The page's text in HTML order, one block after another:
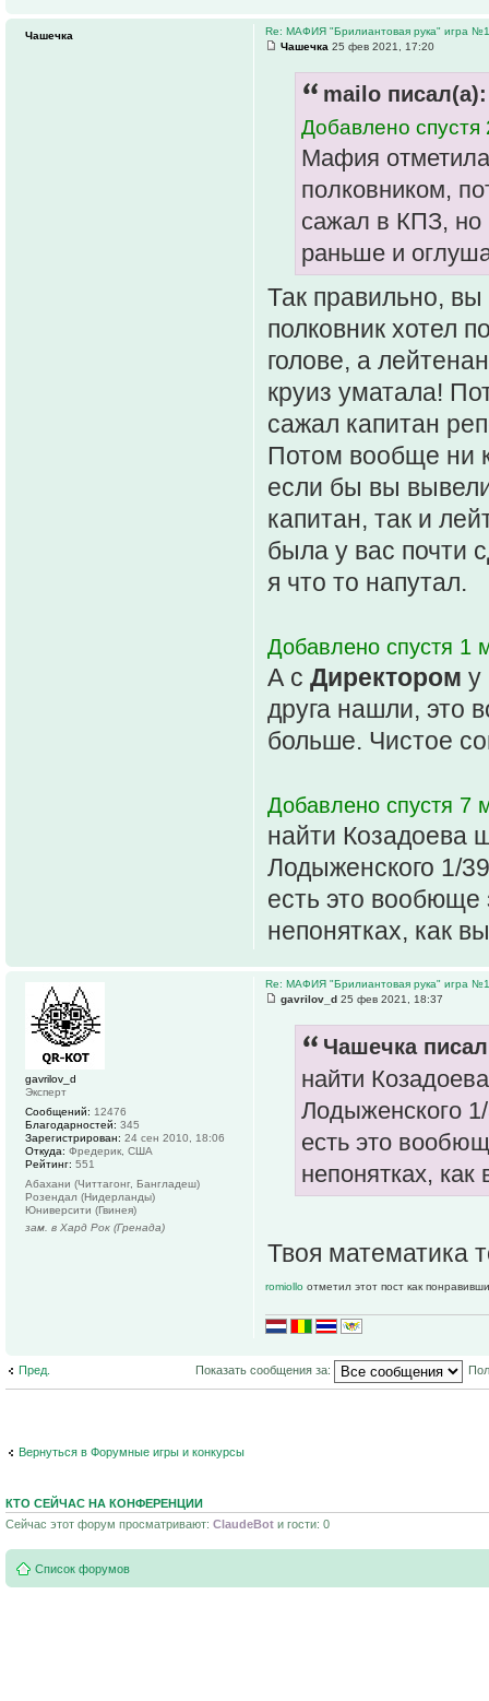
Re: МАФИЯ "Брилиантовая рука" игра №1
Чашечка 25 фев 2021, 17:20
mailo писал(а):
Добавлено спустя
Мафия отметила
полковником,
сажал в КПЗ, но
раньше и
Так правильно,
полковник хотел
голове, а
круиз уматала!
сажал капитан
Потом вообще ни
если бы вы
капитан, так и
была у вас почти
я что то напутал.
Добавлено спустя 1
А с Директором у
друга нашли, это
больше. Чистое
Добавлено спустя 7
найти Козадоева
Лодыженского 1/
есть это вообюще
непонятках, как
Чашечка
Re: МАФИЯ "Брилиантовая рука" игра №1
gavrilov_d 25 фев 2021, 18:37
Чашечка
найти
Лодыженского
есть это
непонятках, как
Твоя математика
romiollo отметил этот пост как
gavrilov_d
Эксперт
Сообщений: 12476
Благодарностей: 345
Зарегистрирован: 24 сен 2010, 18:06
Откуда: Фредерик, США
Рейтинг: 551
Абахани (Читтагонг, Бангладеш)
Розендал (Нидерланды)
Юниверсити (Гвинея)
зам. в Хард Рок (Гренада)
Пред. Показать сообщения за:
Вернуться в Форумные игры и конкурсы
КТО СЕЙЧАС НА КОНФЕРЕНЦИИ
Сейчас этот форум просматривают: ClaudeBot и гости: 0
Список форумов